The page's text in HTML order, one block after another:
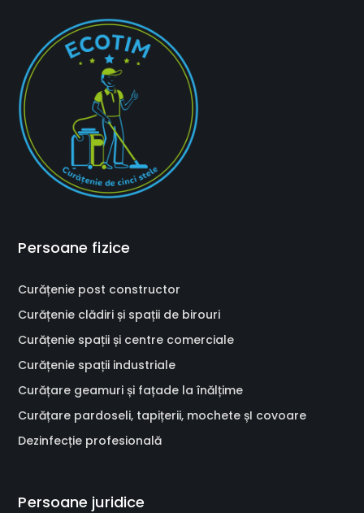
Persoane fizice
Curățenie post constructor
Curățenie clădiri și spații de birouri
Curățenie spații și centre comerciale
Curățenie spații industriale
Curățare geamuri și fațade la înălțime
Curățare pardoseli, tapițerii, mochete șI covoare
Dezinfecție profesională
Persoane juridice